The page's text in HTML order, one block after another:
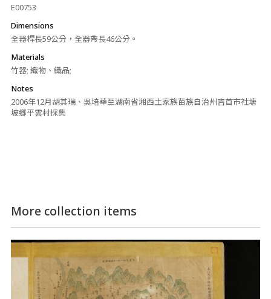
E00753
Dimensions
全器桿長59公分，全器帶長46公分。
Materials
竹器; 織物、織品;
Notes
2006年12月胡其瑞、吳培華至湖南省湘西土家族苗族自治州吉首市社塘
坡鄉平雲村採集
More collection items